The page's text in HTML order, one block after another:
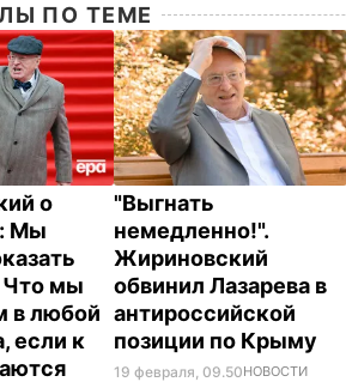
ПО ТЕМЕ
о
Мы
Что мы
в любой
если к
"Выгнать
немедленно!".
Жириновский
обвинил Лазарева в
антироссийской
позиции по Крыму
19 февраля, 09.50НОВОСТИ